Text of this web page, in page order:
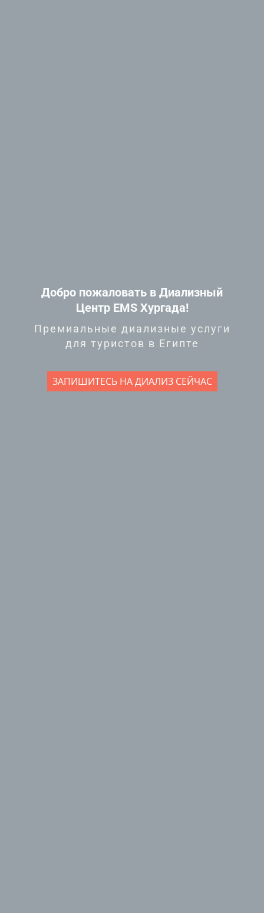
Добро пожаловать в Диализный
Центр EMS Хургада!
Премиальные диализные услуги
для туристов в Египте
ЗАПИШИТЕСЬ НА ДИАЛИЗ СЕЙЧАС